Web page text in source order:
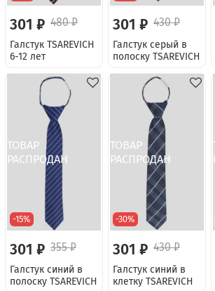
301 ₽ 480 ₽
Галстук TSAREVICH
6-12 лет
301 ₽ 430 ₽
Галстук серый в
полоску TSAREVICH
-15%
301 ₽ 355 ₽
Галстук синий в
полоску TSAREVICH
-30%
301 ₽ 430 ₽
Галстук синий в
клетку TSAREVICH